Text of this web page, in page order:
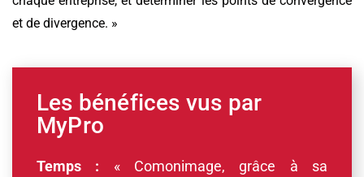
et de divergence. »
Les bénéfices vus par
MyPro
Temps : « Comonimage, grâce à sa